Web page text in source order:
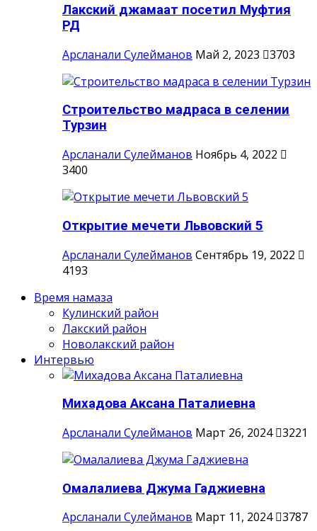
Лакский джамаат посетил Муфтия
РД
Арсланали Сулейманов Май 2, 2023 3703
Строительство мадраса в селении
Турзин
Арсланали Сулейманов Ноябрь 4, 2022
3400
Открытие мечети Львовский 5
Арсланали Сулейманов Сентябрь 19, 2022
4193
Время намаза
Кулинский район
Лакский район
Новолакский район
Интервью
Михадова Аксана Паталиевна
Арсланали Сулейманов Март 26, 2024 3221
Омалалиева Джума Гаджиевна
Арсланали Сулейманов Март 11, 2024 3787